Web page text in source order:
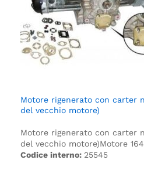
Motore rigenerato con carter
del vecchio motore)
Motore rigenerato con carter
del vecchio motore)Motore
Codice interno: 25545